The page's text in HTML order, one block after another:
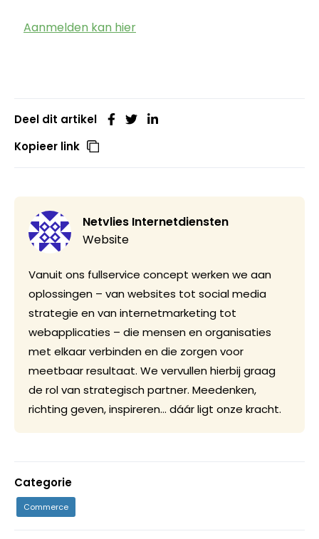
Aanmelden kan hier
Deel dit artikel
Kopieer link
Netvlies Internetdiensten
Website
Vanuit ons fullservice concept werken we aan
oplossingen – van websites tot social media
strategie en van internetmarketing tot
webapplicaties – die mensen en organisaties
met elkaar verbinden en die zorgen voor
meetbaar resultaat. We vervullen hierbij graag
de rol van strategisch partner. Meedenken,
richting geven, inspireren… dáár ligt onze kracht.
Categorie
Commerce